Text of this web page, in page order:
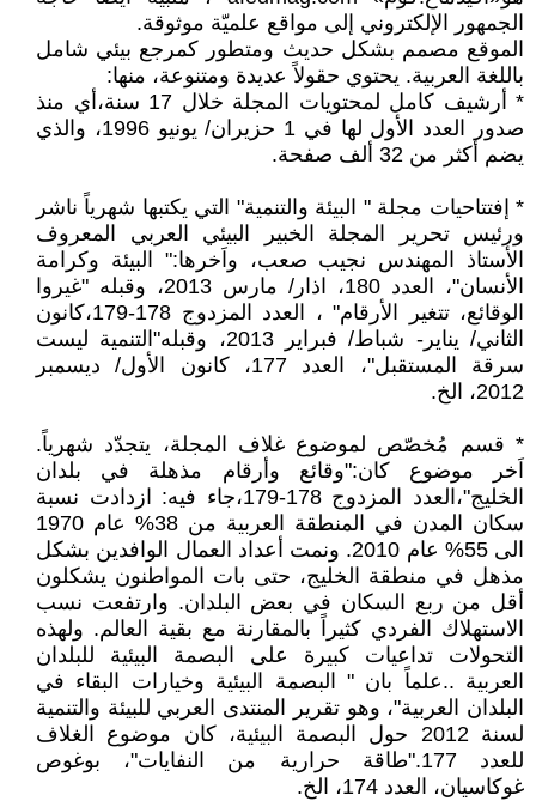
الجمهور الإلكتروني إلى مواقع علميّة موثوقة.
الموقع مصمم بشكل حديث ومتطور كمرجع بيئي شامل
باللغة العربية. يحتوي حقولاً عديدة ومتنوعة، منها:
* أرشيف كامل لمحتويات المجلة خلال 17 سنة،أي منذ
صدور العدد الأول لها في 1 حزيران/ يونيو 1996، والذي
يضم أكثر من 32 ألف صفحة.
* إفتتاحيات مجلة " البيئة والتنمية" التي يكتبها شهرياً ناشر
ورئيس تحرير المجلة الخبير البيئي العربي المعروف
الأستاذ المهندس نجيب صعب، واَخرها:" البيئة وكرامة
الأنسان"، العدد 180، اذار/ مارس 2013، وقبله "غيروا
الوقائع، تتغير الأرقام" ، العدد المزدوج 178-179،كانون
الثاني/ يناير- شباط/ فبراير 2013، وقبله"التنمية ليست
سرقة المستقبل"، العدد 177، كانون الأول/ ديسمبر
2012، الخ.
* قسم مُخصّص لموضوع غلاف المجلة، يتجدّد شهرياً.
اَخر موضوع كان:"وقائع وأرقام مذهلة في بلدان
الخليج"،العدد المزدوج 178-179،جاء فيه: ازدادت نسبة
سكان المدن في المنطقة العربية من 38% عام 1970
الى 55% عام 2010. ونمت أعداد العمال الوافدين بشكل
مذهل في منطقة الخليج، حتى بات المواطنون يشكلون
أقل من ربع السكان في بعض البلدان. وارتفعت نسب
الاستهلاك الفردي كثيراً بالمقارنة مع بقية العالم. ولهذه
التحولات تداعيات كبيرة على البصمة البيئية للبلدان
العربية ..علماً بان " البصمة البيئية وخيارات البقاء في
البلدان العربية"، وهو تقرير المنتدى العربي للبيئة والتنمية
لسنة 2012 حول البصمة البيئية، كان موضوع الغلاف
للعدد 177."طاقة حرارية من النفايات"، بوغوص
غوكاسيان، العدد 174، الخ.